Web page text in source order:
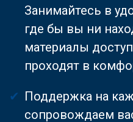
Занимайтесь в
где бы вы ни
материалы
проходят в
Поддержка на
сопровождаем